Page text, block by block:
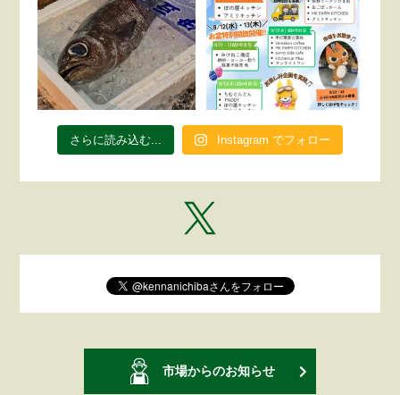
さらに読み込む... Instagram でフォロー
市場からのお知らせ